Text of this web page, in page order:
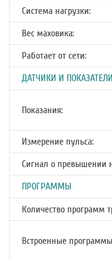
Система нагрузки:
Вес маховика:
Работает от сети:
ДАТЧИКИ И ПОКАЗАТЕЛИ
Показания:
Измерение пульса:
Сигнал о превышении
ПРОГРАММЫ
Количество программ
Встроенные